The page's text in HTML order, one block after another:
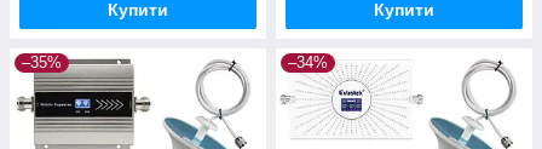
Купити Купити
–35% –34%